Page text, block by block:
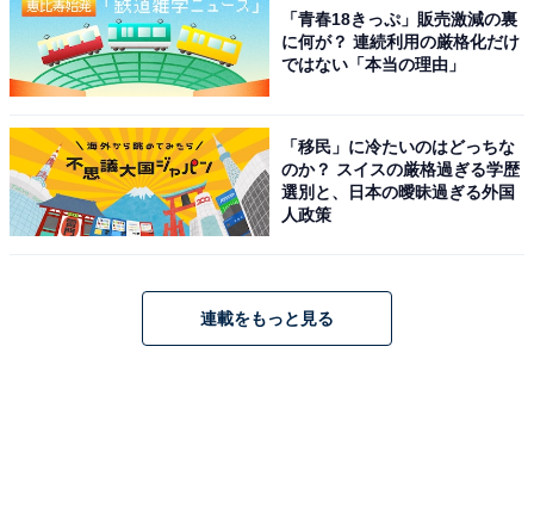
「青春18きっぷ」販売激減の裏
に何が？ 連続利用の厳格化だけ
ではない「本当の理由」
「移民」に冷たいのはどっちな
のか？ スイスの厳格過ぎる学歴
選別と、日本の曖昧過ぎる外国
人政策
連載をもっと見る